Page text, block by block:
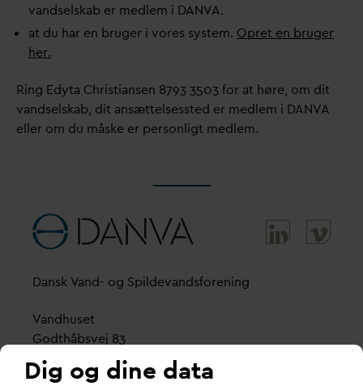
vandselskab er medlem i DANVA.
at du har en bruger i vores system. Opret en bruger
her.
Ring Edyta Christiansen 8793 3503 for at høre, om dit
vandselskab, dit ansættelsessted er medlem i DANVA
eller om du måske er personligt medlem.
Dansk Vand- og Spildevandsforening
Vandhuset
Godthåbsvej 83
8660 Skanderborg
Dig og dine data